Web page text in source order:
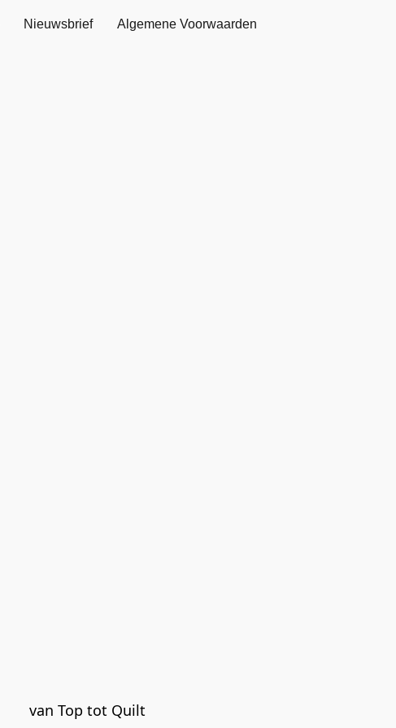
Nieuwsbrief Algemene Voorwaarden
van Top tot Quilt